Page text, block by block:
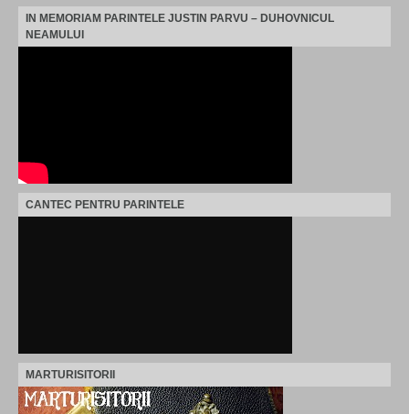
IN MEMORIAM PARINTELE JUSTIN PARVU – DUHOVNICUL
NEAMULUI
CANTEC PENTRU PARINTELE
MARTURISITORII